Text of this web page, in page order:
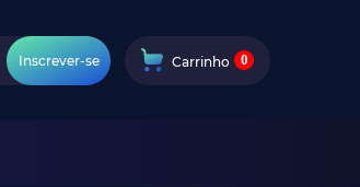
Inscrever-se Carrinho 0